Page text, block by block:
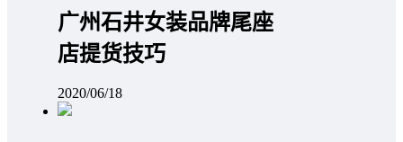
广州石井女装品牌尾座
店提货技巧
2020/06/18